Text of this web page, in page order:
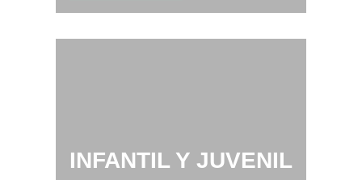
INFANTIL Y JUVENIL